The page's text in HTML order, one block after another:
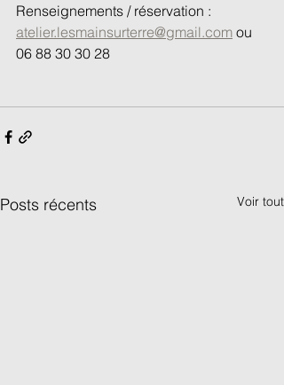
Renseignements / réservation :
atelier.lesmainsurterre@gmail.com ou
06 88 30 30 28
Posts récents Voir tout